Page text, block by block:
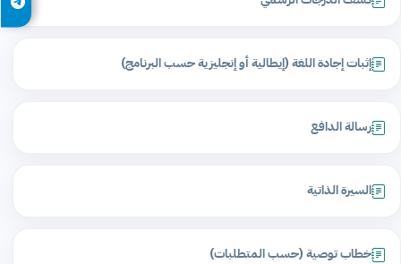
إثبات إجادة اللغة (إيطالية أو إنجليزية حسب البرنامج)
رسالة الدافع
السيرة الذاتية
خطاب توصية (حسب المتطلبات)